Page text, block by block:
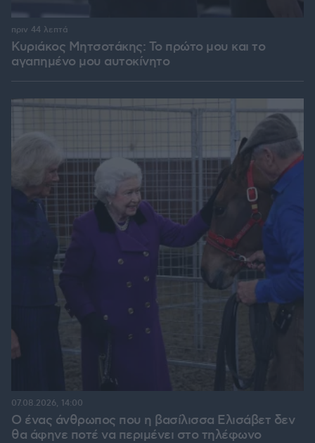
Κυριάκος Μητσοτάκης: Το πρώτο μου και το
αγαπημένο μου αυτοκίνητο
πριν 44 λεπτά
Ο ένας άνθρωπος που η βασίλισσα Ελισάβετ δεν
θα άφηνε ποτέ να περιμένει στο τηλέφωνο
07.08.2026, 14:00